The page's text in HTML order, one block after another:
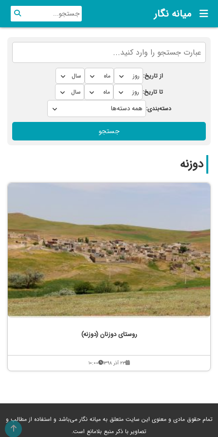
میانه نگار
از تاریخ:
تا تاریخ:
دسته‌بندی:
جستجو
دوزنه
روستای دوزنان (دوزنه)
۲۳ آذر ۱۳۹۸ ۱۰:۰۰
تمام حقوق مادی و معنوی این سایت متعلق به میانه نگار می‌باشد و استفاده از مطالب و
تصاویر با ذکر منبع بلامانع است.